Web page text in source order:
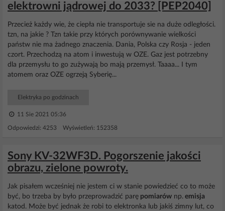
elektrowni jądrowej do 2033? [PEP2040]
Przecież każdy wie, że ciepła nie transportuje sie na duże odległości.
tzn, na jakie ? Tzn takie przy których porównywanie wielkości
państw nie ma żadnego znaczenia. Dania, Polska czy Rosja - jeden
czort. Przechodzą na atom i inwestują w OZE. Gaz jest potrzebny
dla przemysłu to go zużywają bo mają przemysł. Taaaa... I tym
atomem oraz OZE ogrzeją Syberię...
Elektryka po godzinach
11 Sie 2021 05:36
Odpowiedzi: 4253 Wyświetleń: 152358
Sony KV-32WF3D. Pogorszenie jakości
obrazu, zielone powroty.
Jak pisałem wcześniej nie jestem ci w stanie powiedzieć co to może
być, bo trzeba by było przeprowadzić parę pomiarów np. emisja
katod. Może być jednak że robi to elektronka lub jakiś zimny lut, co